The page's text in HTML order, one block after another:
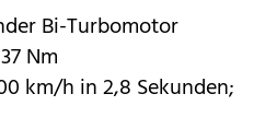
Bi-Turbomotor
Nm
km/h in 2,8 Sekunden;